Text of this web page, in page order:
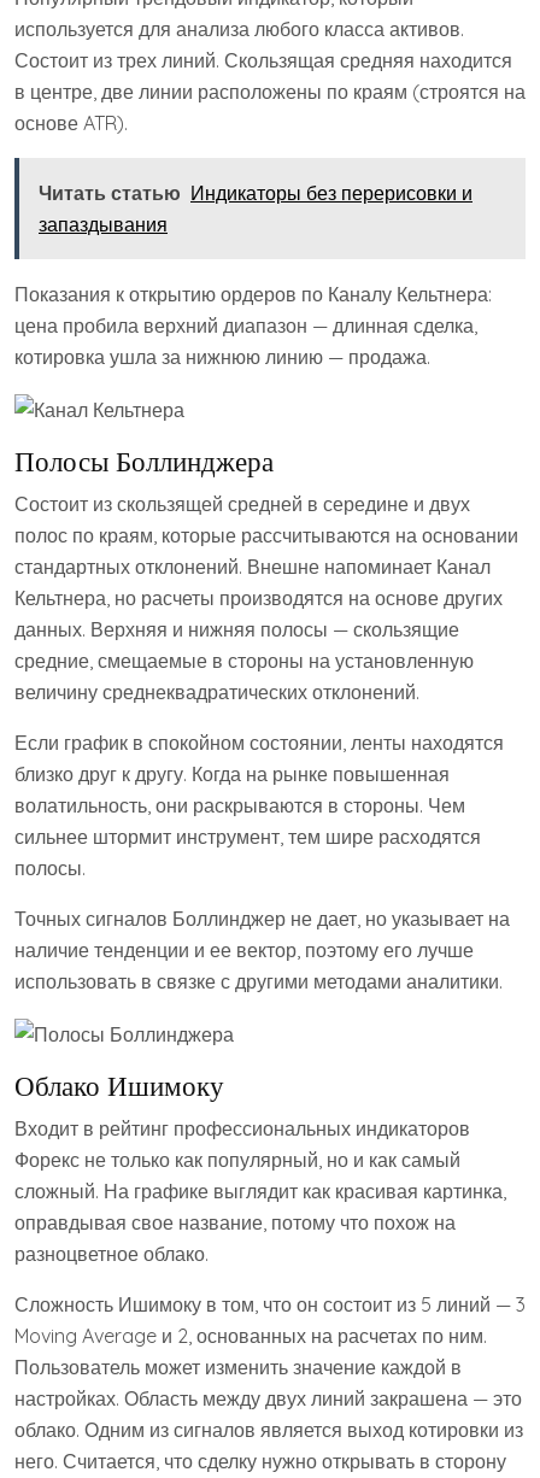
используется для анализа любого класса активов.
Состоит из трех линий. Скользящая средняя находится
в центре, две линии расположены по краям (строятся на
основе ATR).
Читать статью Индикаторы без перерисовки и
запаздывания
Показания к открытию ордеров по Каналу Кельтнера:
цена пробила верхний диапазон — длинная сделка,
котировка ушла за нижнюю линию — продажа.
Полосы Боллинджера
Состоит из скользящей средней в середине и двух
полос по краям, которые рассчитываются на основании
стандартных отклонений. Внешне напоминает Канал
Кельтнера, но расчеты производятся на основе других
данных. Верхняя и нижняя полосы — скользящие
средние, смещаемые в стороны на установленную
величину среднеквадратических отклонений.
Если график в спокойном состоянии, ленты находятся
близко друг к другу. Когда на рынке повышенная
волатильность, они раскрываются в стороны. Чем
сильнее штормит инструмент, тем шире расходятся
полосы.
Точных сигналов Боллинджер не дает, но указывает на
наличие тенденции и ее вектор, поэтому его лучше
использовать в связке с другими методами аналитики.
Облако Ишимоку
Входит в рейтинг профессиональных индикаторов
Форекс не только как популярный, но и как самый
сложный. На графике выглядит как красивая картинка,
оправдывая свое название, потому что похож на
разноцветное облако.
Сложность Ишимоку в том, что он состоит из 5 линий — 3
Moving Average и 2, основанных на расчетах по ним.
Пользователь может изменить значение каждой в
настройках. Область между двух линий закрашена — это
облако. Одним из сигналов является выход котировки из
него. Считается, что сделку нужно открывать в сторону